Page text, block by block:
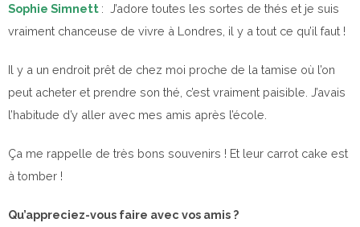
Sophie Simnett : J’adore toutes les sortes de thés et je suis
vraiment chanceuse de vivre à Londres, il y a tout ce qu’il faut !
Il y a un endroit prêt de chez moi proche de la tamise où l’on
peut acheter et prendre son thé, c’est vraiment paisible. J’avais
l’habitude d’y aller avec mes amis après l’école.
Ça me rappelle de très bons souvenirs ! Et leur carrot cake est
à tomber !
Qu’appreciez-vous faire avec vos amis ?